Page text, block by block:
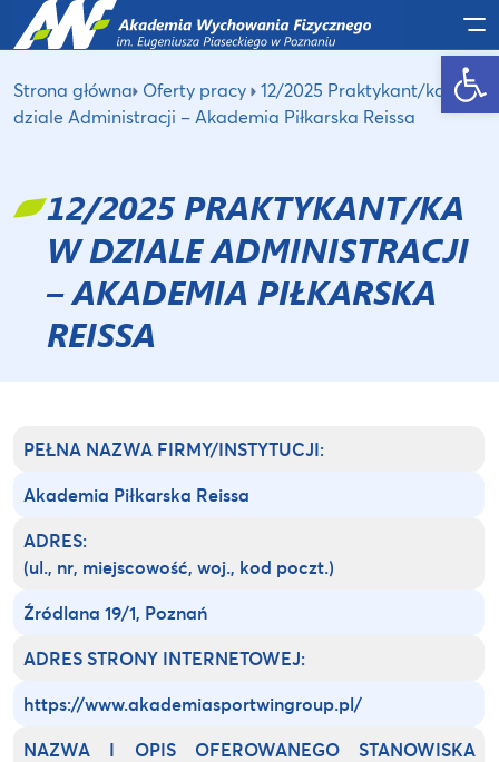
Otwórz pasek narzędzi
Strona główna Oferty pracy
12/2025 Praktykant/ka w
dziale Administracji – Akademia Piłkarska Reissa
12/2025 PRAKTYKANT/KA
W DZIALE ADMINISTRACJI
– AKADEMIA PIŁKARSKA
REISSA
PEŁNA NAZWA FIRMY/INSTYTUCJI:
Akademia Piłkarska Reissa
ADRES:
(ul., nr, miejscowość, woj., kod poczt.)
Źródlana 19/1, Poznań
ADRES STRONY INTERNETOWEJ:
https://www.akademiasportwingroup.pl/
NAZWA I OPIS OFEROWANEGO STANOWISKA